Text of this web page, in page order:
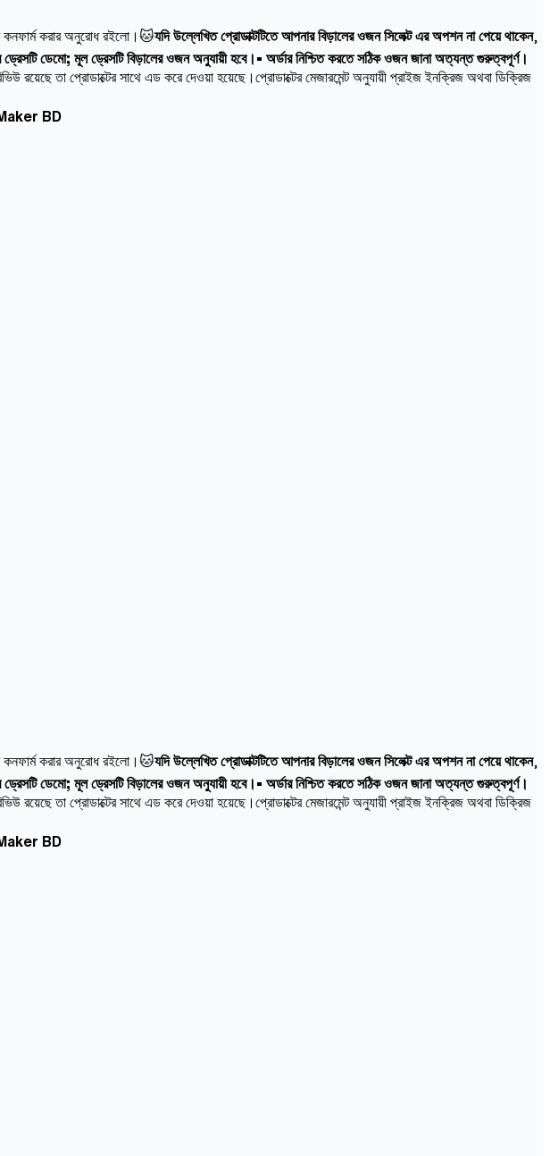
কনফার্ম করার অনুরোধ রইলো।🐱যদি উল্লেখিত প্রোডাক্টটিতে আপনার বিড়ালের ওজন সিলেক্ট এর অপশন না পেয়ে থাকেন,
ড্রেসটি ডেমো; মূল ড্রেসটি বিড়ালের ওজন অনুযায়ী হবে।• অর্ডার নিশ্চিত করতে সঠিক ওজন জানা অত্যন্ত গুরুত্বপূর্ণ।
রয়েছে তা প্রোডাক্টের সাথে এড করে দেওয়া হয়েছে।প্রোডাক্টের মেজারমেন্ট অনুযায়ী প্রাইজ ইনক্রিজ অথবা ডিক্রিজ
BD
কনফার্ম করার অনুরোধ রইলো।🐱যদি উল্লেখিত প্রোডাক্টটিতে আপনার বিড়ালের ওজন সিলেক্ট এর অপশন না পেয়ে থাকেন,
ড্রেসটি ডেমো; মূল ড্রেসটি বিড়ালের ওজন অনুযায়ী হবে।• অর্ডার নিশ্চিত করতে সঠিক ওজন জানা অত্যন্ত গুরুত্বপূর্ণ।
রয়েছে তা প্রোডাক্টের সাথে এড করে দেওয়া হয়েছে।প্রোডাক্টের মেজারমেন্ট অনুযায়ী প্রাইজ ইনক্রিজ অথবা ডিক্রিজ
BD